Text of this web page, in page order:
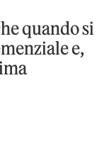
quando si
e,